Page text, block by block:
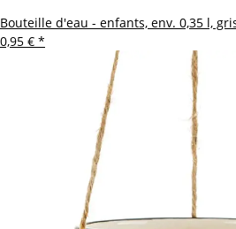
Bouteille d'eau - enfants, env. 0,35 l,
0,95 € *